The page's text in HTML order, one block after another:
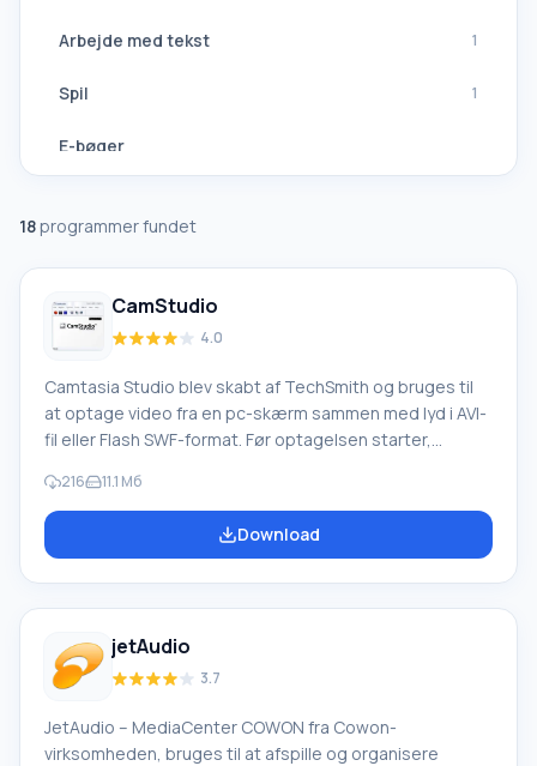
Arbejde med tekst 1
Spil 1
E-bøger
Alle oversættere
18programmer fundet
CamStudio
4.0
Camtasia Studio blev skabt af TechSmith og bruges til
at optage video fra en pc-skærm sammen med lyd i AVI-
fil eller Flash SWF-format. Før optagelsen starter,
optagelsen. Camtasia Studio giver også mulighed for at
optage lyde fra højttalere eller mikrofon samt placering
af videomateriale fra et webcam på skærmen. Den
der er installeret i systemet. CamStu
216 11.1 Mб
Download
jetAudio
3.7
JetAudio – MediaCenter COWON fra Cowon-
virksomheden, bruges til at afspille og organisere